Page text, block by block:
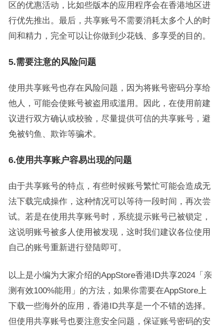
区的优惠活动，比如些版本的应用程序会在香港地区进
行优先推出。最后，共享账号不需要消耗太多个人的时
间和精力，完全可以让你做到少花钱、多享受的目的。
5.需要注意的风险问题
使用共享账号也存在风险问题，因为将账号密码分享给
他人，可能会使账号被盗用或滥用。因此，在使用前建
议进行双方确认或校验，尽量提供可信的共享账号，避
免被钓鱼、欺诈等骗术。
6.使用共享账户容易出现的问题
由于共享账号的特点，有些时候账号繁忙可能会造成无
法下载完成操作，这种情况可以等待一段时间，再次尝
试。若是在使用共享账号时，系统提示账号已被锁定，
这说明账号被多人使用被发现，这时我们建议各位使用
自己的账号重新进行登陆即可。
以上是小编为大家介绍的AppStore香港ID共享2024「亲
测有效100%能用」的方法，如果你需要在AppStore上
下载一些海外的应用，香港ID共享是一个不错的选择。
但使用共享账号也要注意安全问题，保证账号密码的安